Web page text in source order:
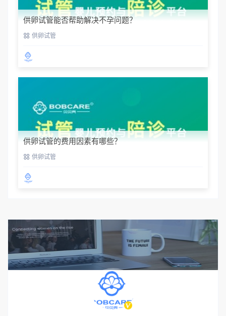
供卵试管能否帮助解决不孕问题？
供卵试管
供卵试管的费用因素有哪些？
供卵试管